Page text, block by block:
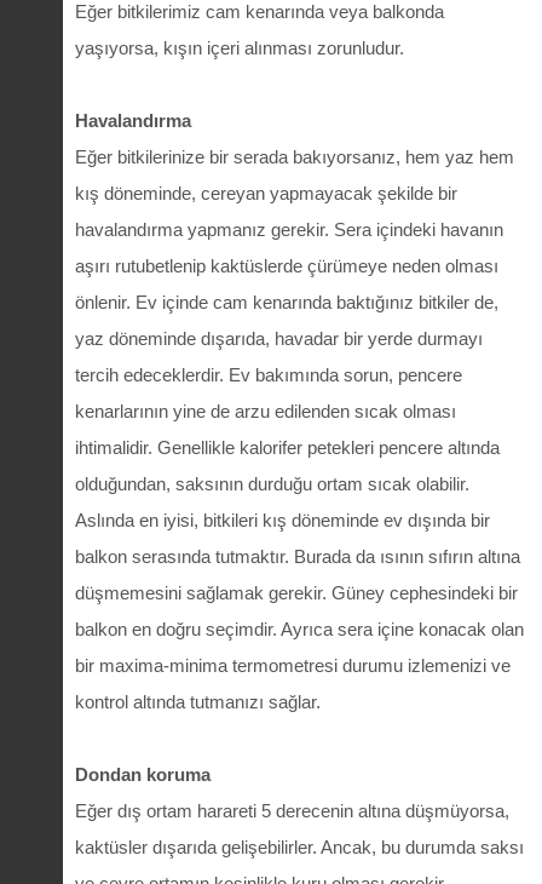
Eğer bitkilerimiz cam kenarında veya balkonda
yaşıyorsa, kışın içeri alınması zorunludur.
Havalandırma
Eğer bitkilerinize bir serada bakıyorsanız, hem yaz hem
kış döneminde, cereyan yapmayacak şekilde bir
havalandırma yapmanız gerekir. Sera içindeki havanın
aşırı rutubetlenip kaktüslerde çürümeye neden olması
önlenir. Ev içinde cam kenarında baktığınız bitkiler de,
yaz döneminde dışarıda, havadar bir yerde durmayı
tercih edeceklerdir. Ev bakımında sorun, pencere
kenarlarının yine de arzu edilenden sıcak olması
ihtimalidir. Genellikle kalorifer petekleri pencere altında
olduğundan, saksının durduğu ortam sıcak olabilir.
Aslında en iyisi, bitkileri kış döneminde ev dışında bir
balkon serasında tutmaktır. Burada da ısının sıfırın altına
düşmemesini sağlamak gerekir. Güney cephesindeki bir
balkon en doğru seçimdir. Ayrıca sera içine konacak olan
bir maxima-minima termometresi durumu izlemenizi ve
kontrol altında tutmanızı sağlar.
Dondan koruma
Eğer dış ortam harareti 5 derecenin altına düşmüyorsa,
kaktüsler dışarıda gelişebilirler. Ancak, bu durumda saksı